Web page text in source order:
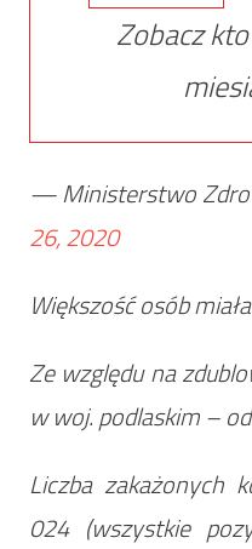
Zobacz
— Ministerstwo
26, 2020
Większość osób
Ze względu na
w woj. podlaskim –
Liczba zakażonych
024 (wszystkie